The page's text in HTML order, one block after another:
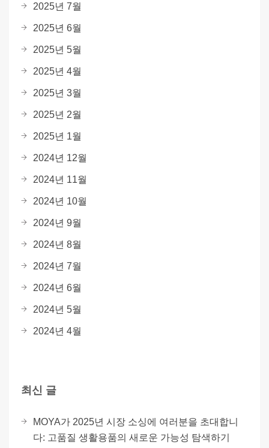
2025년 7월
2025년 6월
2025년 5월
2025년 4월
2025년 3월
2025년 2월
2025년 1월
2024년 12월
2024년 11월
2024년 10월
2024년 9월
2024년 8월
2024년 7월
2024년 6월
2024년 5월
2024년 4월
최신 글
MOYA가 2025년 시장 소싱에 여러분을 초대합니
다: 고품질 생활용품의 새로운 가능성 탐색하기